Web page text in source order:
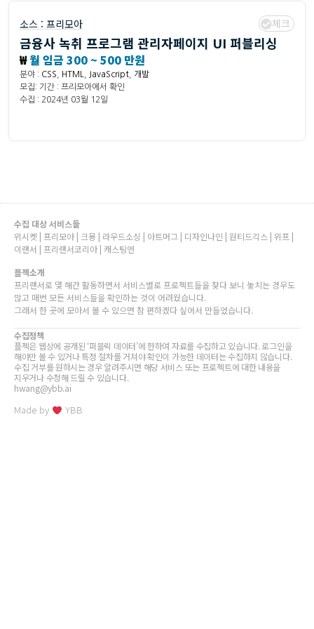
소스 : 프리모아 체크
금융사 녹취 프로그램 관리자페이지 UI 퍼블리싱
₩월 임금 300 ~ 500 만원
분야 : CSS HTML JavaScript
개발
모집: 기간 : 프리모아에서 확인
수집 : 2024년 03월 12일
수집 대상 서비스들
위시켓 | 프리모아 | 크몽 | 라우드소싱 | 아트머그 | 디자인나인 | 원티드긱스 | 위프 |
이랜서 | 프리랜서코리아 | 캐스팅엔
플젝소개
프리랜서로 몇 해간 활동하면서 서비스별로 프로젝트들을 찾다 보니 놓치는 경우도
많고 매번 모든 서비스들을 확인하는 것이 어려웠습니다.
그래서 한 곳에 모아서 볼 수 있으면 참 편하겠다 싶어서 만들었습니다.
수집정책
플젝은 웹상에 공개된 ‘퍼블릭 데이터’에 한하여 자료를 수집하고 있습니다. 로그인을
해야만 볼 수 있거나 특정 절차를 거쳐야 확인이 가능한 데이터는 수집하지 않습니다.
수집 거부를 원하시는 경우 알려주시면 해당 서비스 또는 프로젝트에 대한 내용을
지우거나 수정해 드릴 수 있습니다.
hwang@ybb.ai
Made by YBB